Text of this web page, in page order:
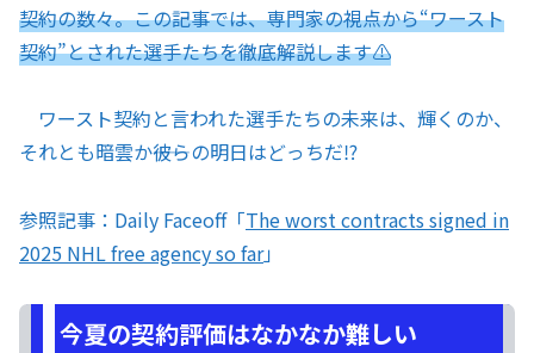
契約の数々。この記事では、専門家の視点から“ワースト
契約”とされた選手たちを徹底解説します⚠️
ワースト契約と言われた選手たちの未来は、輝くのか、
それとも暗雲か――彼らの明日はどっちだ⁉️
参照記事：Daily Faceoff「The worst contracts signed in
2025 NHL free agency so far」
今夏の契約評価はなかなか難しい